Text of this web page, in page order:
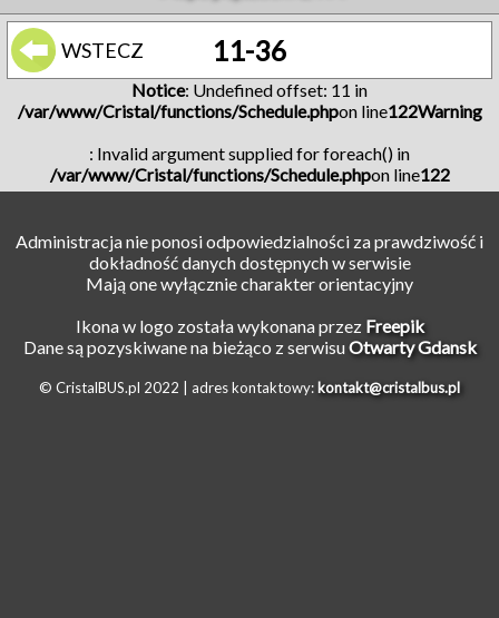
WSTECZ 11-36
Notice: Undefined offset: 11 in
/var/www/Cristal/functions/Schedule.phpon line122Warning
: Invalid argument supplied for foreach() in
/var/www/Cristal/functions/Schedule.phpon line122
Administracja nie ponosi odpowiedzialności za prawdziwość i
dokładność danych dostępnych w serwisie
Mają one wyłącznie charakter orientacyjny
Ikona w logo została wykonana przez Freepik
Dane są pozyskiwane na bieżąco z serwisuOtwarty Gdansk
© CristalBUS.pl 2022 | adres kontaktowy: kontakt@cristalbus.pl